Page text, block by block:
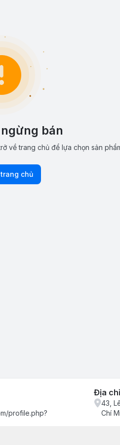
bán
về trang chủ để lựa chọn sản
chủ
profile.php?
Địa chỉ
43,
Chí